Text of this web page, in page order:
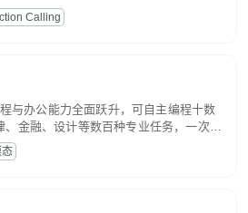
常对话、内容创作、基础 RAG、批量
Calling
与办公能力全面跃升，可自主编程十数
、金融、设计等数百种专业任务，一次对
生视觉理解贯穿规划、执行与验证全流
深度语义解析。长程任务中自主规划与
态